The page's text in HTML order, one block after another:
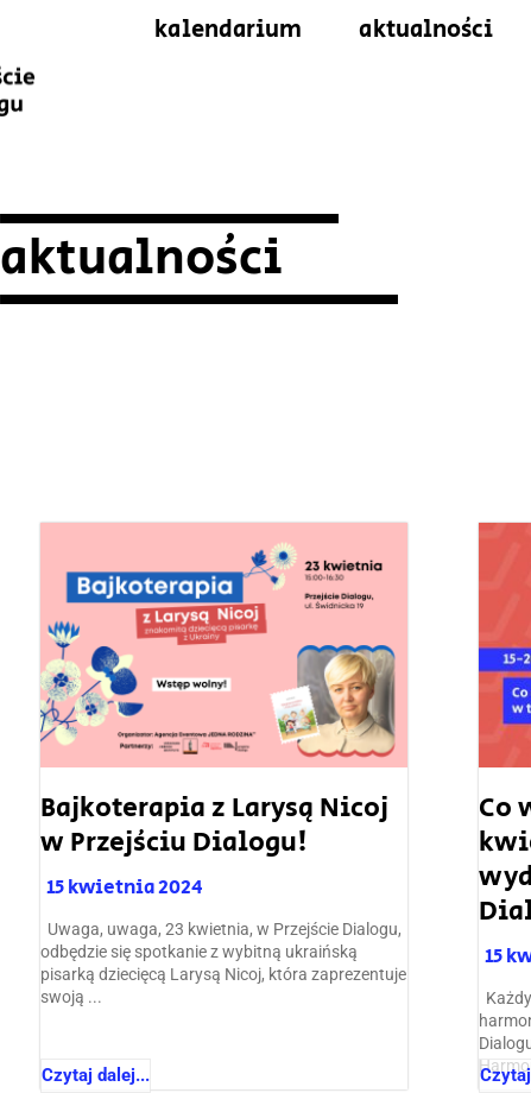
kalendarium aktualności
aktualności
Bajkoterapia z Larysą Nicoj
w Przejściu Dialogu!
15 kwietnia 2024
Uwaga, uwaga, 23 kwietnia, w Przejście Dialogu,
odbędzie się spotkanie z wybitną ukraińską
pisarką dziecięcą Larysą Nicoj, która zaprezentuje
swoją ...
Czytaj dalej...
Co
15